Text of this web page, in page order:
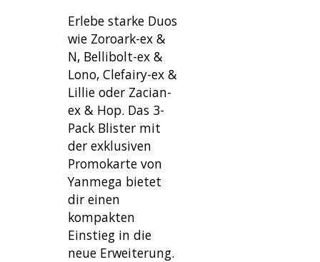
Erlebe starke Duos
wie Zoroark-ex &
N, Bellibolt-ex &
Lono, Clefairy-ex &
Lillie oder Zacian-
ex & Hop. Das 3-
Pack Blister mit
der exklusiven
Promokarte von
Yanmega bietet
dir einen
kompakten
Einstieg in die
neue Erweiterung.